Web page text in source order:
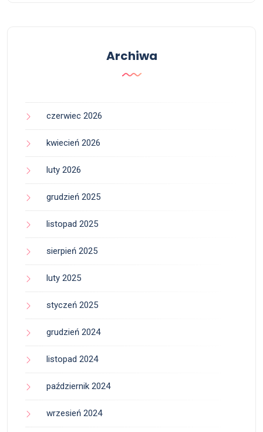
Archiwa
czerwiec 2026
kwiecień 2026
luty 2026
grudzień 2025
listopad 2025
sierpień 2025
luty 2025
styczeń 2025
grudzień 2024
listopad 2024
październik 2024
wrzesień 2024